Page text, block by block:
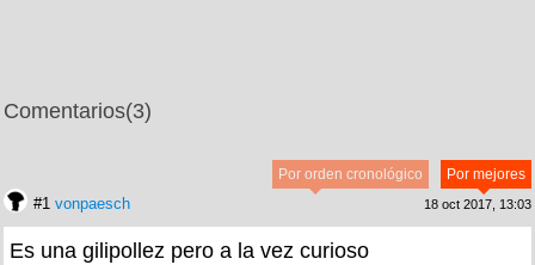
Comentarios(3)
Por mejores
Por orden cronológico
#1 vonpaesch 18 oct 2017, 13:03
Es una gilipollez pero a la vez curioso